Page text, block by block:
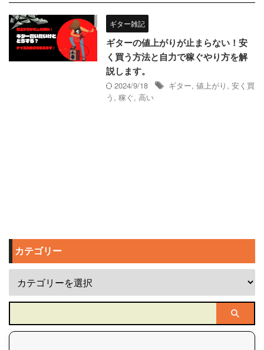
ギター雑記
ギターの値上がりが止まらない！安
く買う方法と自力で稼ぐやり方を解
説します。
2024/9/18 ギター, 値上がり , 安く買
う , 稼ぐ, 高い
カテゴリー